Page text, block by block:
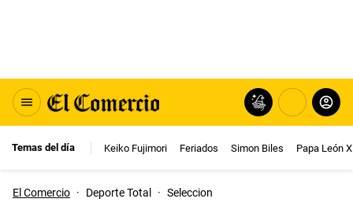
Temas del día Keiko Fujimori Feriados Simon Biles Papa León
El Comercio · Deporte Total · Seleccion